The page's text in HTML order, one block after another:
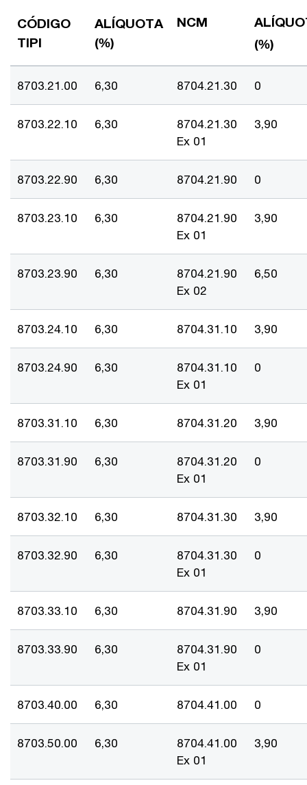
CÓDIGO
TIPI
ALÍQUOTA
(%)
NCM
(%)
8703.21.00 6,30 8704.21.30 0
8703.22.10 6,30
8704.21.30
Ex 01
3,90
8703.22.90 6,30 8704.21.90 0
8703.23.10 6,30
8704.21.90
Ex 01
3,90
8703.23.90 6,30
8704.21.90
Ex 02
6,50
8703.24.10 6,30 8704.31.10 3,90
8703.24.90 6,30
8704.31.10
Ex 01
0
8703.31.10 6,30 8704.31.20 3,90
8703.31.90 6,30
8704.31.20
Ex 01
0
8703.32.10 6,30 8704.31.30 3,90
8703.32.90 6,30
8704.31.30
Ex 01
0
8703.33.10 6,30 8704.31.90 3,90
8703.33.90 6,30
8704.31.90
Ex 01
0
8703.40.00 6,30 8704.41.00 0
8703.50.00 6,30
8704.41.00
Ex 01
3,90